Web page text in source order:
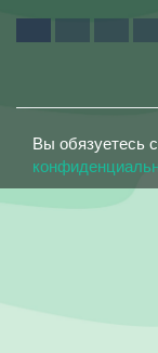
Вы обязуетесь